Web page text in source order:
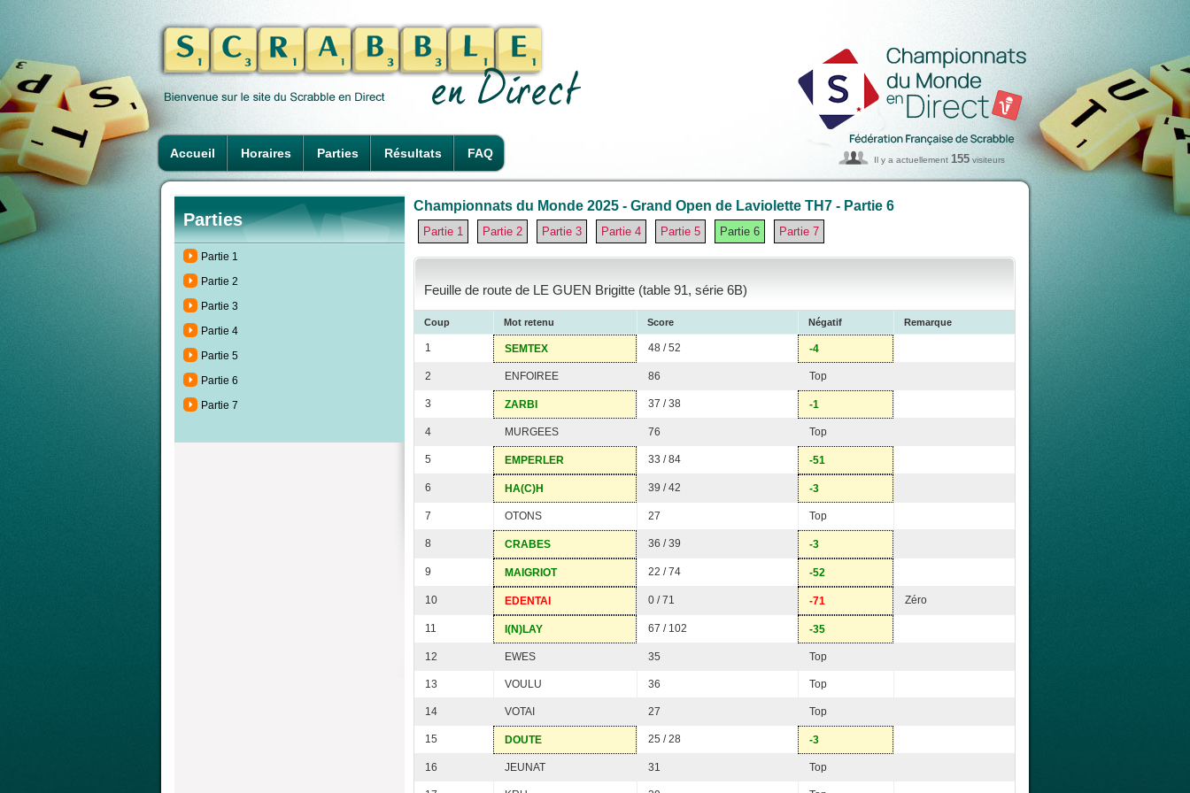
Accueil Horaires Parties Résultats FAQ Il y a actuellement 155 visiteurs
Parties
Partie 1
Partie 2
Partie 3
Partie 4
Partie 5
Partie 6
Partie 7
Championnats du Monde 2025 - Grand Open de Laviolette TH7 - Partie 6
Partie 1 Partie 2 Partie 3 Partie 4 Partie 5 Partie 6 Partie 7
Feuille de route de LE GUEN Brigitte (table 91, série 6B)
Coup Mot retenu Score Négatif Remarque
1 SEMTEX 48 / 52 -4
2 ENFOIREE 86 Top
3 ZARBI 37 / 38 -1
4 MURGEES 76 Top
5 EMPERLER 33 / 84 -51
6 HA(C)H 39 / 42 -3
7 OTONS 27 Top
8 CRABES 36 / 39 -3
9 MAIGRIOT 22 / 74 -52
10 EDENTAI 0 / 71 -71 Zéro
11 I(N)LAY 67 / 102 -35
12 EWES 35 Top
13 VOULU 36 Top
14 VOTAI 27 Top
15 DOUTE 25 / 28 -3
16 JEUNAT 31 Top